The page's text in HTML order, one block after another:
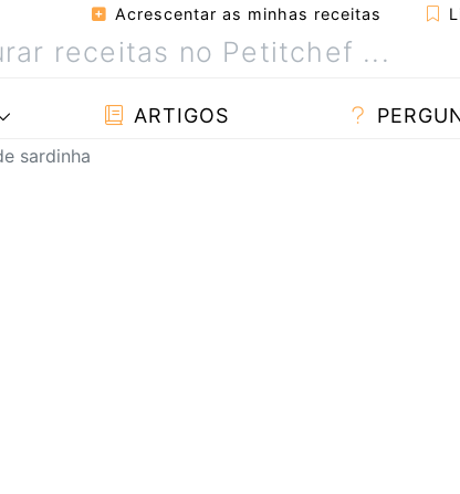
Acrescentar as minhas receitas
ARTIGOS
sardinha